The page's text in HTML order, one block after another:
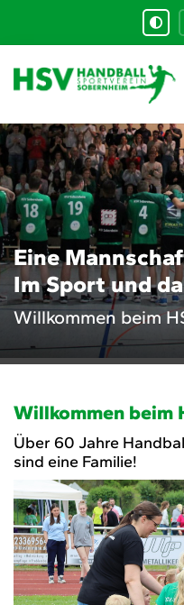
Eine
Im Sport und
Willkommen beim
Willkommen beim
Über 60 Jahre
sind eine Familie!